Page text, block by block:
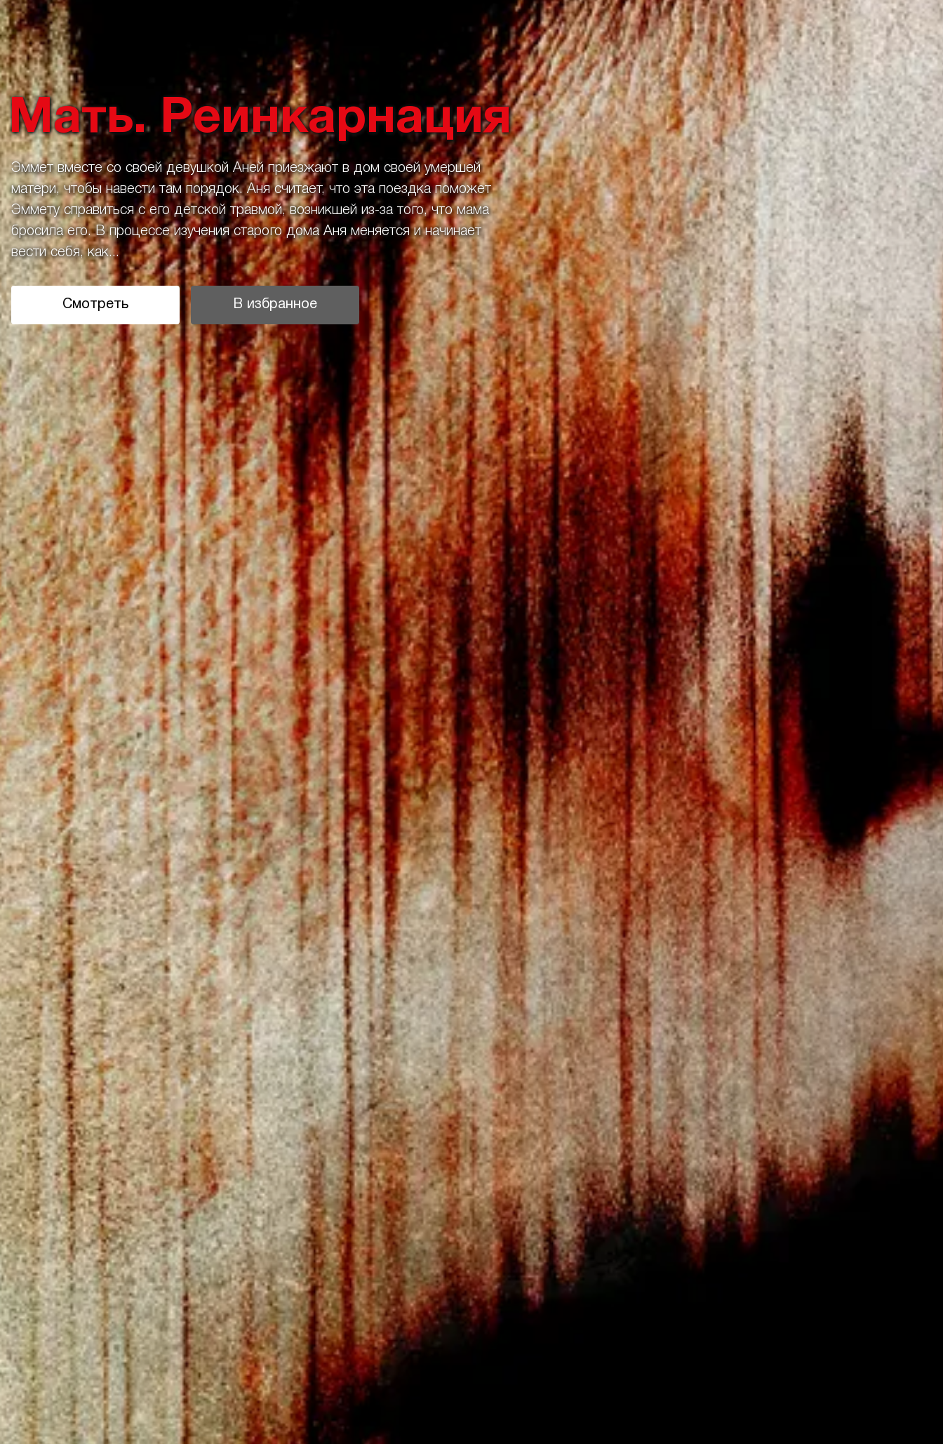
Мать. Реинкарнация
Эммет вместе со своей девушкой Аней приезжают в дом своей умершей
матери, чтобы навести там порядок. Аня считает, что эта поездка поможет
Эммету справиться с его детской травмой, возникшей из-за того, что мама
бросила его. В процессе изучения старого дома Аня меняется и начинает
вести себя, как...
Смотреть В избранное